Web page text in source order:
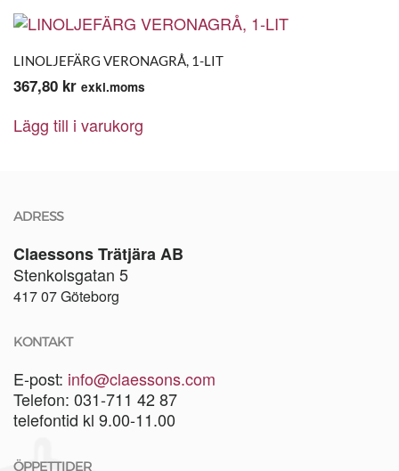
LINOLJEFÄRG VERONAGRÅ, 1-LIT
367,80 kr exkl.moms
Lägg till i varukorg
ADRESS
Claessons Trätjära AB
Stenkolsgatan 5
417 07 Göteborg
KONTAKT
E-post: info@claessons.com
Telefon: 031-711 42 87
telefontid kl 9.00-11.00
ÖPPETTIDER